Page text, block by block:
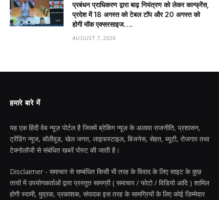
प्रबंधन प्राधिकरण द्वारा बाढ़ नियंत्रण को लेकर कान्फ्रेंस,
प्रदेश में 18 अगस्त को टेबल टॉप और 20 अगस्त को
होगी मॉक एक्सरसाइज….
AUGUST 7, 2026
हमारे बारे में
यह एक हिंदी वेब न्यूज़ पोर्टल है जिसमें ब्रेकिंग न्यूज़ के अलावा राजनीति, प्रशासन,
ट्रेंडिंग न्यूज, बॉलीवुड, खेल जगत, लाइफस्टाइल, बिजनेस, सेहत, ब्यूटी, रोजगार तथा
टेक्नोलॉजी से संबंधित खबरें पोस्ट की जाती है।
Disclaimer - समाचार से सम्बंधित किसी भी तरह के विवाद के लिए साइट के कुछ
तत्वों में उपयोगकर्ताओं द्वारा प्रस्तुत सामग्री ( समाचार / फोटो / विडियो आदि ) शामिल
होगी स्वामी, मुद्रक, प्रकाशक, संपादक इस तरह के सामग्रियों के लिए कोई ज़िम्मेदार